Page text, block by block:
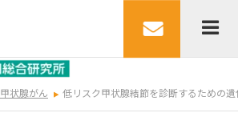
甲状腺がん 低リスク甲状腺結節を診断するための